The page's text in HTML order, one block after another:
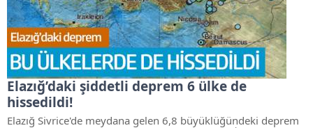
Elazığ’daki şiddetli deprem 6 ülke de
hissedildi!
Elazığ Sivrice'de meydana gelen 6,8 büyüklüğündeki deprem